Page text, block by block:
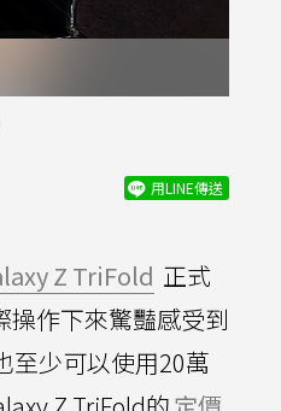
用LINE傳送
Z TriFold 正式
作下來驚豔感受到
至少可以使用20萬